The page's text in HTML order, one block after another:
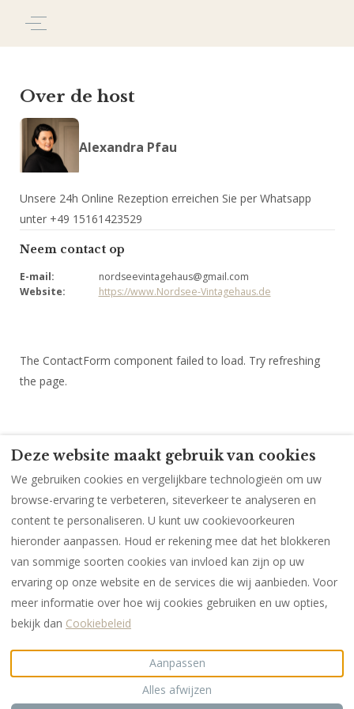
Over de host
Alexandra Pfau
Unsere 24h Online Rezeption erreichen Sie per Whatsapp
unter +49 15161423529
Neem contact op
E-mail:
nordseevintagehaus@gmail.com
Website: https://www.Nordsee-Vintagehaus.de
The ContactForm component failed to load. Try refreshing
the page.
Meidenweekend
Meidenweekend (1)
Meidenweekend (2)
Meidenweekend (3)
afdruk
Gegevensbescherming
Nederlands EUR +49 171 129 249 3
Dorfstr. 27, Krumstedt,
Schleswig-Holstein,
E-mail:
Vintagehaus Alle rechten
voorbehouden
Aangedreven door Lodgify
Deze website maakt gebruik van cookies
We gebruiken cookies en vergelijkbare technologieën om uw
browse-ervaring te verbeteren, siteverkeer te analyseren en
content te personaliseren. U kunt uw cookievoorkeuren
hieronder aanpassen. Houd er rekening mee dat het blokkeren
van sommige soorten cookies van invloed kan zijn op uw
ervaring op onze website en de services die wij aanbieden. Voor
meer informatie over hoe wij cookies gebruiken en uw opties,
bekijk dan Cookiebeleid
Aanpassen
Alles afwijzen